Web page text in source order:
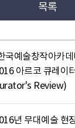
목록
국예술창작아카
아르코 큐레이
Review)
년 무대예술 현